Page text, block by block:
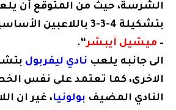
الشرسة، حيث من المتوقع أن
بتشكيلة 4-3-3 باللاعبين الأساسيين “
– ميشيل آيبشر“.
الى جانبه يلعب نادي ليفربول
الاخرى، كما تعتمد على نفس
النادي المضيف بولونيا، غير ان